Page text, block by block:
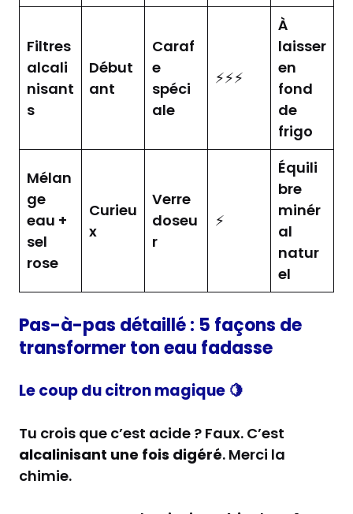
Filtres
alcali
nisant
s
Début
ant
Caraf
e
spéci
ale
⚡⚡⚡
À
laisser
en
fond
de
frigo
Mélan
ge
eau +
sel
rose
Curieu
x
Verre
doseu
r
⚡
Équili
bre
minér
al
natur
el
Pas-à-pas détaillé : 5 façons de
transformer ton eau fadasse
Le coup du citron magique 🍋
Tu crois que c’est acide ? Faux. C’est
alcalinisant une fois digéré. Merci la
chimie.